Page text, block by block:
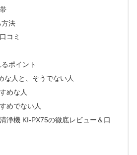
法
コミ
ポイント
な人と、そうでない人
めな人
めでない人
浄機 KI-PX75の徹底レビュー＆口